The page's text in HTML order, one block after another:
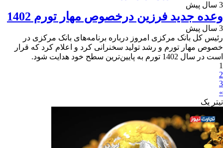
3 سال پیش
وعده جدید فرزین درخصوص مهار تورم 1402
3 سال پیش
رئیس کل بانک مرکزی امروز درباره برنامه‌های بانک مرکزی در
خصوص مهار تورم و رشد تولید سخنرانی کرد و اعلام کرد که قرار
است در سال 1402 تورم به پایین‌ترین سطح خود هدایت شود.
1
2
3
»
تیترِ یک